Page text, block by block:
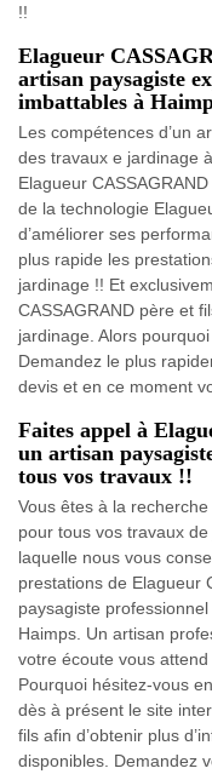
!!
Elagueur
artisan paysagiste
imbattables à
Les compétences d’un
des travaux e jardinage
Elagueur
de la technologie
d’améliorer ses
plus rapide les
jardinage !! Et
CASSAGRAND père et
jardinage. Alors
Demandez le plus
devis et en ce moment
Faites appel à
un artisan
tous vos travaux !!
Vous êtes à la
pour tous vos travaux
laquelle nous vous
prestations de Elagueur
paysagiste
Haimps. Un artisan
votre écoute vous
Pourquoi hésitez-vous
dès à présent le site
fils afin d’obtenir plus
disponibles. Demandez